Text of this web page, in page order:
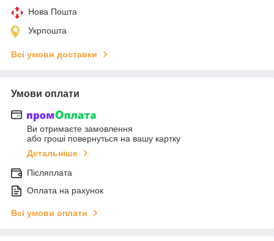
Нова Пошта
Укрпошта
Всі умови доставки
Умови оплати
Ви отримаєте замовлення
або гроші повернуться на вашу картку
Детальніше
Післяплата
Оплата на рахунок
Всі умови оплати